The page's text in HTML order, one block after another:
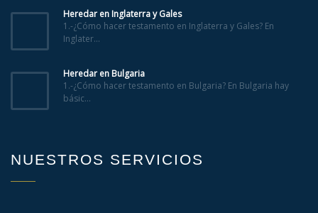
Heredar en Inglaterra y Gales
1.-¿Cómo hacer testamento en Inglaterra y Gales? En
Inglater...
Heredar en Bulgaria
1.-¿Cómo hacer testamento en Bulgaria? En Bulgaria hay
básic...
NUESTROS SERVICIOS